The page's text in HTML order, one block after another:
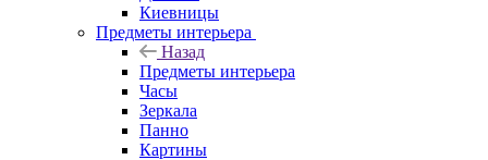
Киевницы
Предметы интерьера
Назад
Предметы интерьера
Часы
Зеркала
Панно
Картины